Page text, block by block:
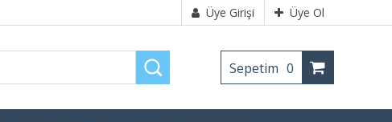
Üye Girişi Üye Ol
Sepetim 0